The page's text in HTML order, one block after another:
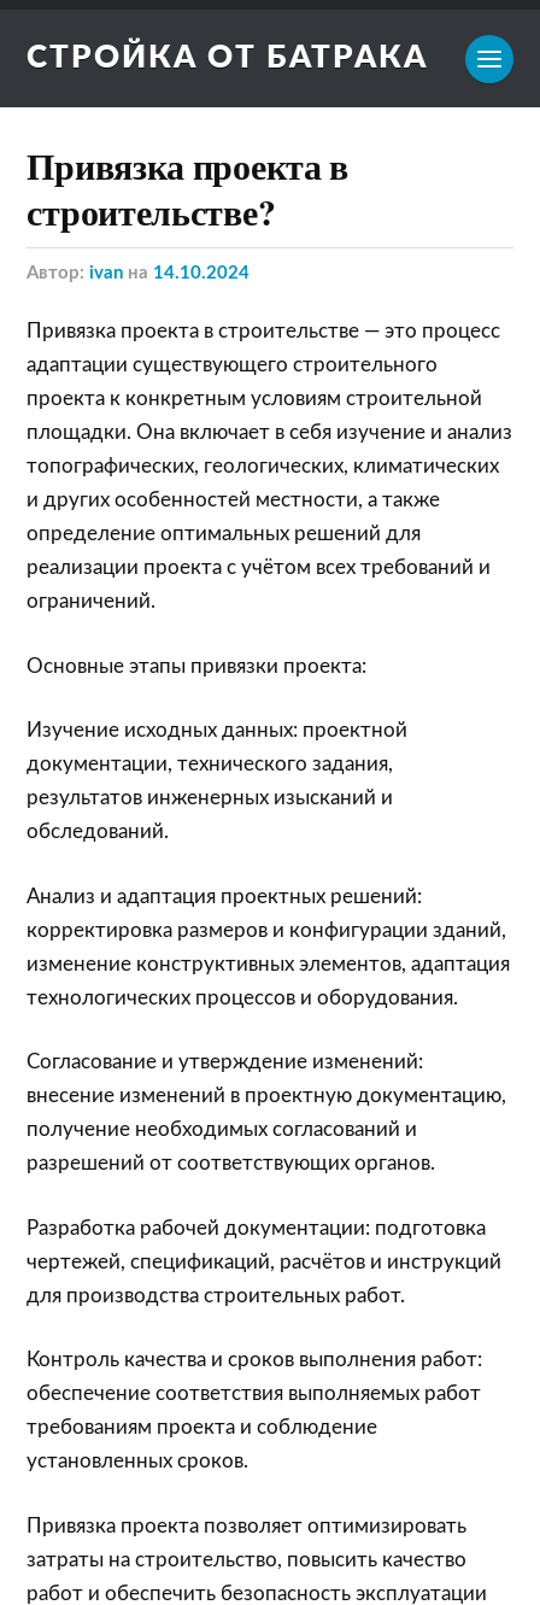
СТРОЙКА ОТ БАТРАКА
Привязка проекта в
строительстве?
Автор:ivan на 14.10.2024
Привязка проекта в строительстве — это процесс
адаптации существующего строительного
проекта к конкретным условиям строительной
площадки. Она включает в себя изучение и анализ
топографических, геологических, климатических
и других особенностей местности, а также
определение оптимальных решений для
реализации проекта с учётом всех требований и
ограничений.
Основные этапы привязки проекта:
Изучение исходных данных: проектной
документации, технического задания,
результатов инженерных изысканий и
обследований.
Анализ и адаптация проектных решений:
корректировка размеров и конфигурации зданий,
изменение конструктивных элементов, адаптация
технологических процессов и оборудования.
Согласование и утверждение изменений:
внесение изменений в проектную документацию,
получение необходимых согласований и
разрешений от соответствующих органов.
Разработка рабочей документации: подготовка
чертежей, спецификаций, расчётов и инструкций
для производства строительных работ.
Контроль качества и сроков выполнения работ:
обеспечение соответствия выполняемых работ
требованиям проекта и соблюдение
установленных сроков.
Привязка проекта позволяет оптимизировать
затраты на строительство, повысить качество
работ и обеспечить безопасность эксплуатации